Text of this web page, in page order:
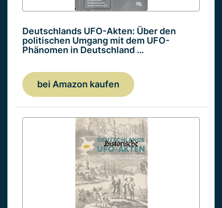
Deutschlands UFO-Akten: Über den
politischen Umgang mit dem UFO-
Phänomen in Deutschland …
bei Amazon kaufen